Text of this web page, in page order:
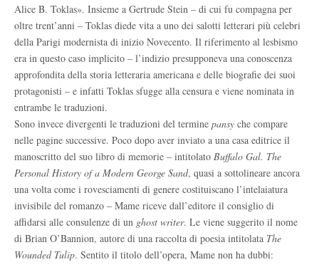
Alice B. Toklas». Insieme a Gertrude Stein – di cui fu compagna per
oltre trent’anni – Toklas diede vita a uno dei salotti letterari più celebri
della Parigi modernista di inizio Novecento. Il riferimento al lesbismo
era in questo caso implicito – l’indizio presupponeva una conoscenza
approfondita della storia letteraria americana e delle biografie dei suoi
protagonisti – e infatti Toklas sfugge alla censura e viene nominata in
entrambe le traduzioni.
Sono invece divergenti le traduzioni del termine pansy che compare
nelle pagine successive. Poco dopo aver inviato a una casa editrice il
manoscritto del suo libro di memorie – intitolato Buffalo Gal. The
Personal History of a Modern George Sand, quasi a sottolineare ancora
una volta come i rovesciamenti di genere costituiscano l’intelaiatura
invisibile del romanzo – Mame riceve dall’editore il consiglio di
affidarsi alle consulenze di un ghost writer. Le viene suggerito il nome
di Brian O’Bannion, autore di una raccolta di poesia intitolata The
Wounded Tulip. Sentito il titolo dell’opera, Mame non ha dubbi: